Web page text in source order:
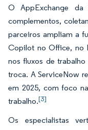
O AppExchange da
complementos,
parceiros ampliam a
Copilot no Office, no
nos fluxos de
troca. A ServiceNow
em 2025, com foco
trabalho.[3]
Os especialistas